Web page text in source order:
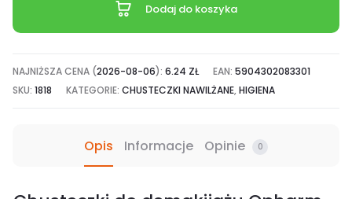
nawilżane
do
Dodaj do koszyka
NAJNIŻSZA CENA (2026-08-06):6.24 ZŁ EAN:5904302083301
SKU:1818 KATEGORIE:CHUSTECZKI NAWILŻANE,HIGIENA
Opis Informacje Opinie 0